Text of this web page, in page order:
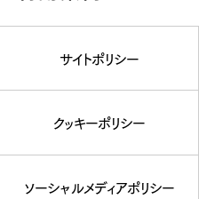
サイトポリシー
クッキーポリシー
ソーシャルメディアポリシー